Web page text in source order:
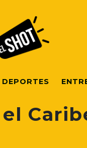
DEPORTES